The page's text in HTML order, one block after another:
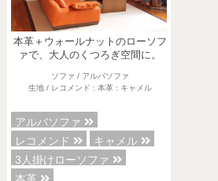
本革＋ウォールナットのローソフ
ァで、大人のくつろぎ空間に。
ソファ / アルバソファ
生地 / レコメンド : 本革 : キャメル
アルバソファ
レコメンド
キャメル
3人掛けローソファ
本革